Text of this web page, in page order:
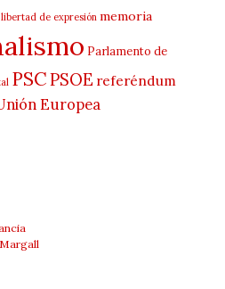
libertad de expresión memoria
Parlamento de
PSCPSOE referéndum
Europea